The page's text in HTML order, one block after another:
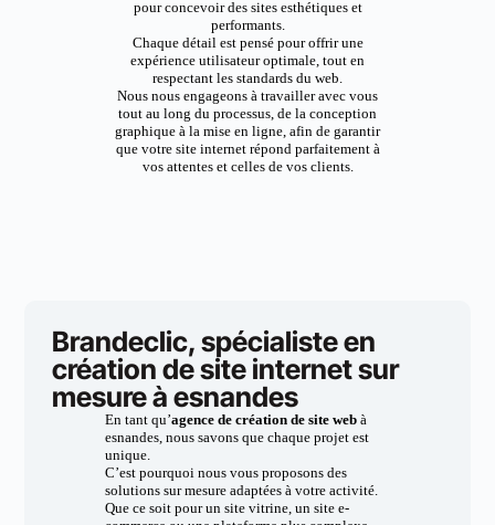
pour concevoir des sites esthétiques et
performants.
Chaque détail est pensé pour offrir une
expérience utilisateur optimale, tout en
respectant les standards du web.
Nous nous engageons à travailler avec vous
tout au long du processus, de la conception
graphique à la mise en ligne, afin de garantir
que votre site internet répond parfaitement à
vos attentes et celles de vos clients.
Brandeclic, spécialiste en
création de site internet sur
mesure à esnandes
En tant qu’agence de création de site webà
esnandes, nous savons que chaque projet est
unique.
C’est pourquoi nous vous proposons des
solutions sur mesure adaptées à votre activité.
Que ce soit pour un site vitrine, un site e-